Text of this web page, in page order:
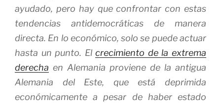
ayudado, pero hay que confrontar con estas
tendencias antidemocráticas de manera
directa. En lo económico, solo se puede actuar
hasta un punto. Elcrecimiento de la extrema
derecha en Alemania proviene de la antigua
Alemania del Este, que está deprimida
económicamente a pesar de haber estado